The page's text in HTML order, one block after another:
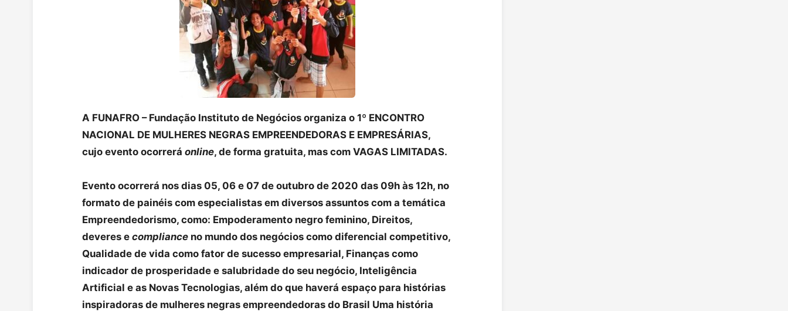
A FUNAFRO – Fundação Instituto de Negócios organiza o 1º ENCONTRO
NACIONAL DE MULHERES NEGRAS EMPREENDEDORAS E EMPRESÁRIAS,
cujo evento ocorrerá online, de forma gratuita, mas com VAGAS LIMITADAS.
Evento ocorrerá nos dias 05, 06 e 07 de outubro de 2020 das 09h às 12h, no
formato de painéis com especialistas em diversos assuntos com a temática
Empreendedorismo, como: Empoderamento negro feminino, Direitos,
deveres e compliance no mundo dos negócios como diferencial competitivo,
Qualidade de vida como fator de sucesso empresarial, Finanças como
indicador de prosperidade e salubridade do seu negócio, Inteligência
Artificial e as Novas Tecnologias, além do que haverá espaço para histórias
inspiradoras de mulheres negras empreendedoras do Brasil Uma história